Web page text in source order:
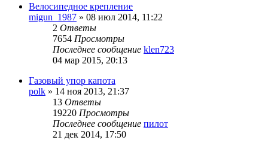
Велосипедное крепление
migun_1987 » 08 июл 2014, 11:22
2 Ответы
7654 Просмотры
Последнее сообщение klen723
04 мар 2015, 20:13
Газовый упор капота
polk » 14 ноя 2013, 21:37
13 Ответы
19220 Просмотры
Последнее сообщение пилот
21 дек 2014, 17:50